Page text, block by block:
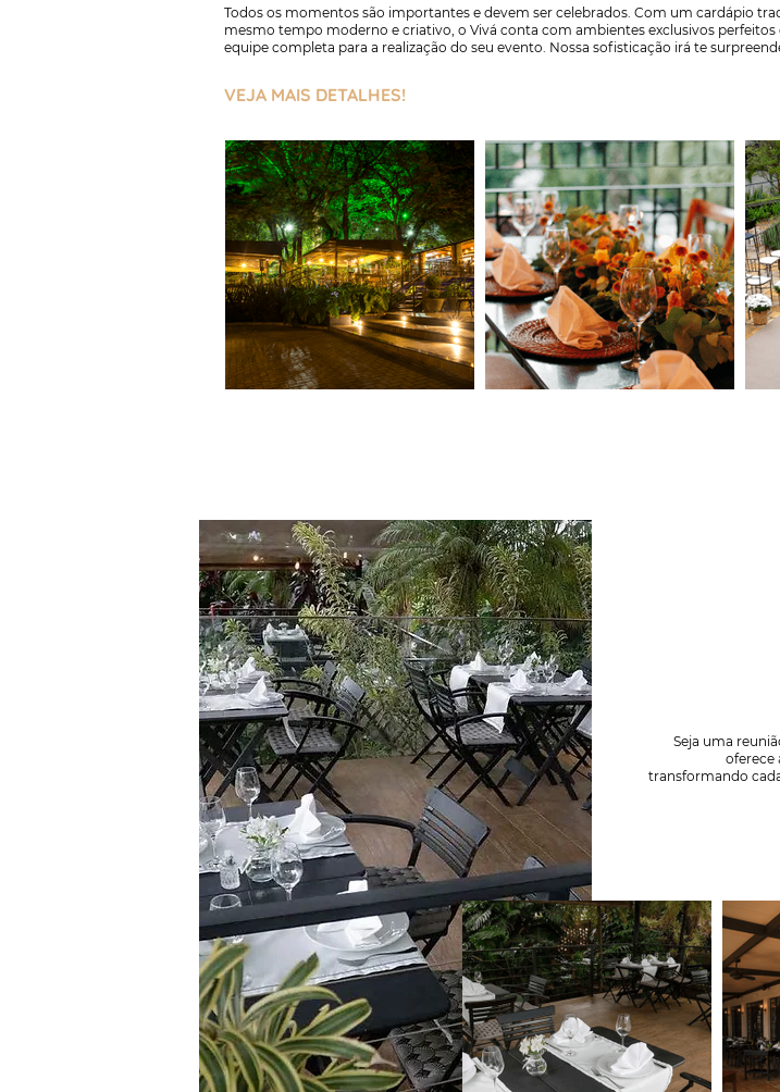
Todos os momentos são importantes e devem ser celebrados. Com um cardápio
mesmo tempo moderno e criativo, o Vivá conta com ambientes exclusivos
equipe completa para a realização do seu evento. Nossa sofisticação irá te
VEJA MAIS DETALHES!
Seja uma
oferece
transformando